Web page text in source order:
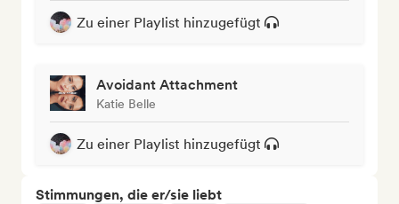
Zu einer Playlist hinzugefügt
Avoidant Attachment
Katie Belle
Zu einer Playlist hinzugefügt
Stimmungen, die er/sie liebt